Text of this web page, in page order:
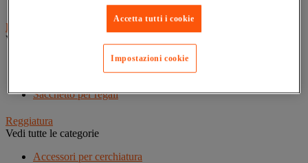
Pacchi regalo
Vedi tutte le categorie
Sacchetto per regali
Reggiatura
Vedi tutte le categorie
Accessori per cerchiatura
Accetta tutti i cookie
Impostazioni cookie